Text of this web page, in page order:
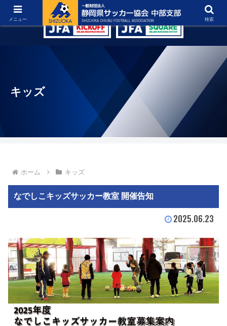
グラウンド紹介 リンク集 お問い合わせ
キッズ
ホーム キッズ
なでしこキッズサッカー教室 開催告知
2025.06.23
メニュー 検索